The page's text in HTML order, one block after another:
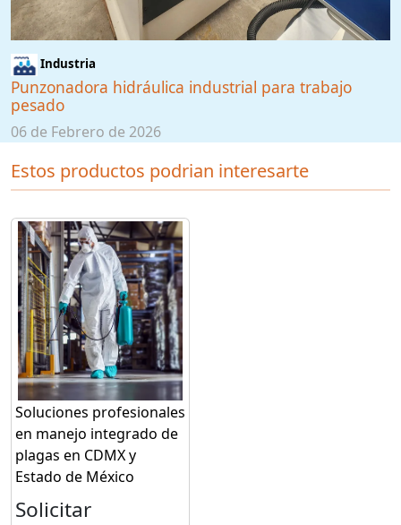
Industria
Punzonadora hidráulica industrial para trabajo
pesado
06 de Febrero de 2026
Estos productos podrian interesarte
Soluciones profesionales
en manejo integrado de
plagas en CDMX y
Estado de México
Solicitar